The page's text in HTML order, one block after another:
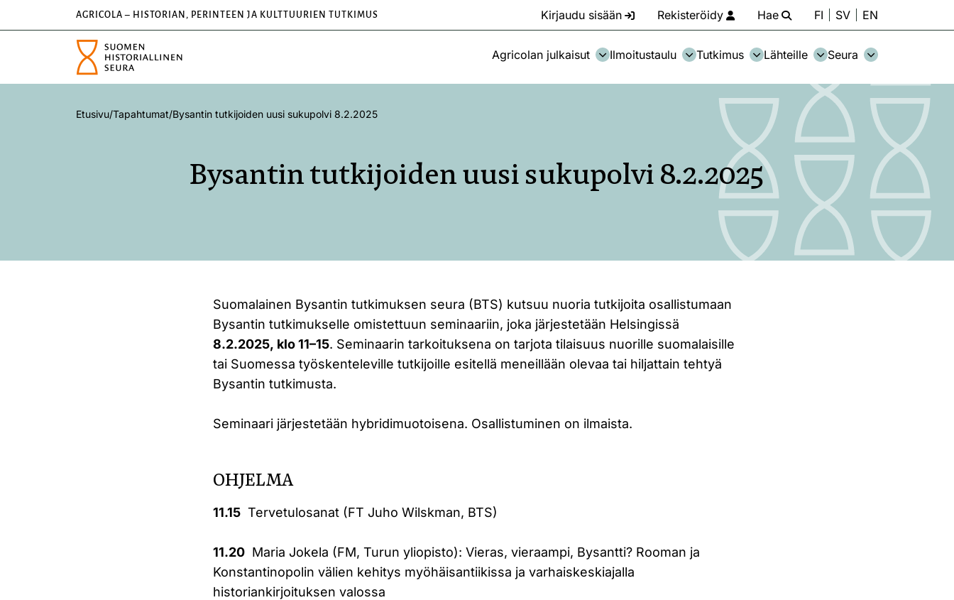
AGRICOLA – HISTORIAN, PERINTEEN JA KULTTUURIEN TUTKIMUS Kirjaudu sisään Rekisteröidy Hae FI SV EN
Agricolan julkaisut Ilmoitustaulu Tutkimus Lähteille Seura
Etusivu/Tapahtumat/Bysantin tutkijoiden uusi sukupolvi 8.2.2025
Bysantin tutkijoiden uusi sukupolvi 8.2.2025
Suomalainen Bysantin tutkimuksen seura (BTS) kutsuu nuoria tutkijoita osallistumaan
Bysantin tutkimukselle omistettuun seminaariin, joka järjestetään Helsingissä
8.2.2025, klo 11­–15. Seminaarin tarkoituksena on tarjota tilaisuus nuorille suomalaisille
tai Suomessa työskenteleville tutkijoille esitellä meneillään olevaa tai hiljattain tehtyä
Bysantin tutkimusta.
Seminaari järjestetään hybridimuotoisena. Osallistuminen on ilmaista.
OHJELMA
11.15 Tervetulosanat (FT Juho Wilskman, BTS)
11.20 Maria Jokela (FM, Turun yliopisto): Vieras, vieraampi, Bysantti? Rooman ja
Konstantinopolin välien kehitys myöhäisantiikissa ja varhaiskeskiajalla
historiankirjoituksen valossa